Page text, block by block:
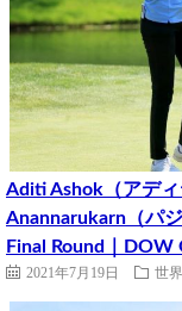
Aditi Ashok（アデ
Anannarukarn（パ
Final Round｜
2021年7月19日 世